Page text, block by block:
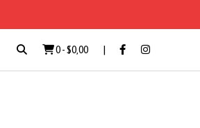
0-$0,00